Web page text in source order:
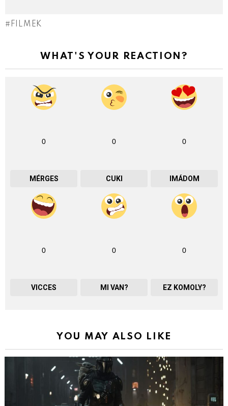
FILMEK
WHAT'S YOUR REACTION?
0
MÉRGES
0
CUKI
0
IMÁDOM
0
VICCES
0
MI VAN?
0
EZ KOMOLY?
YOU MAY ALSO LIKE